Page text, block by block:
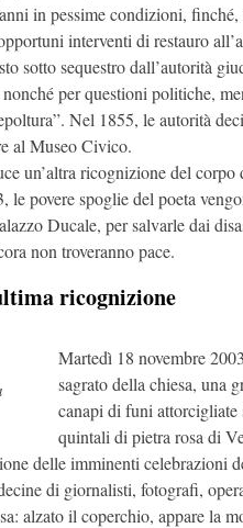
in pessime condizioni,
interventi di restauro
sotto sequestro dall’autorità
per questioni politiche,
Nel 1855, le autorità
al Museo Civico.
un’altra ricognizione del
povere spoglie del poeta
Ducale, per salvarle dai
non troveranno pace.
ricognizione
Martedì 18 novembre
sagrato della chiesa, una
canapi di funi
quintali di pietra rosa di
delle imminenti celebrazioni
di giornalisti, fotografi,
alzato il coperchio, appare la